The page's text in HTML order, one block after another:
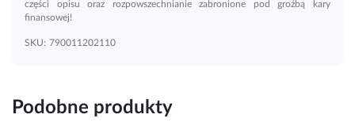
części opisu oraz rozpowszechnianie zabronione pod groźbą kary
finansowej!
SKU: 790011202110
Podobne produkty